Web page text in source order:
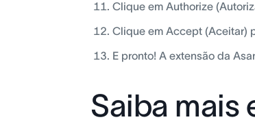
Clique em Authorize
Clique em Accept (Aceitar)
E pronto! A extensão da
Saiba mais